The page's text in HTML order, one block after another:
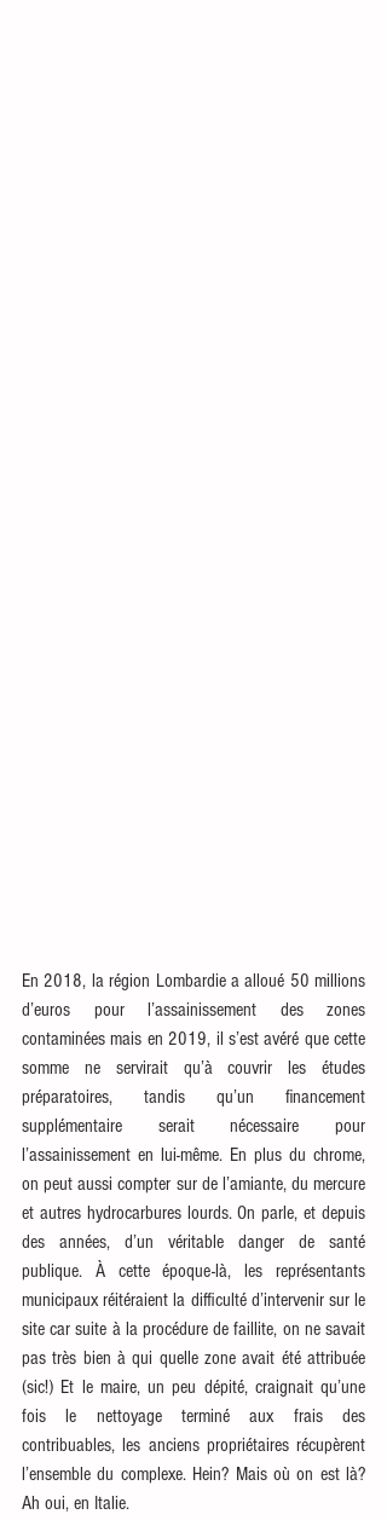
En 2018, la région Lombardie a alloué 50 millions
d’euros pour l’assainissement des zones
contaminées mais en 2019, il s’est avéré que cette
somme ne servirait qu’à couvrir les études
préparatoires, tandis qu’un financement
supplémentaire serait nécessaire pour
l’assainissement en lui-même. En plus du chrome,
on peut aussi compter sur de l’amiante, du mercure
et autres hydrocarbures lourds. On parle, et depuis
des années, d’un véritable danger de santé
publique. À cette époque-là, les représentants
municipaux réitéraient la difficulté d’intervenir sur le
site car suite à la procédure de faillite, on ne savait
pas très bien à qui quelle zone avait été attribuée
(sic!) Et le maire, un peu dépité, craignait qu’une
fois le nettoyage terminé aux frais des
contribuables, les anciens propriétaires récupèrent
l’ensemble du complexe. Hein? Mais où on est là?
Ah oui, en Italie.